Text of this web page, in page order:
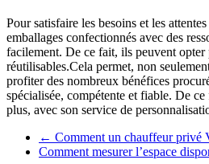
Pour satisfaire les besoins et les
emballages confectionnés avec des
facilement. De ce fait, ils peuvent opter
réutilisables.Cela permet, non
profiter des nombreux bénéfices
spécialisée, compétente et fiable. De
plus, avec son service de
← Comment un chauffeur privé
Comment mesurer l’espace